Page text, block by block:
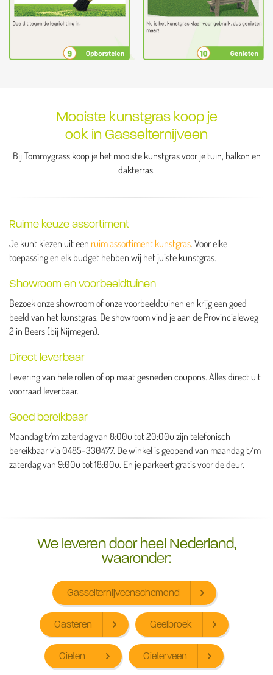
Mooiste kunstgras koop je
ook in Gasselternijveen
Bij Tommygrass koop je het mooiste kunstgras voor je tuin, balkon en
dakterras.
Ruime keuze assortiment
Je kunt kiezen uit een ruim assortiment kunstgras. Voor elke
toepassing en elk budget hebben wij het juiste kunstgras.
Showroom en voorbeeldtuinen
Bezoek onze showroom of onze voorbeeldtuinen en krijg een goed
beeld van het kunstgras. De showroom vind je aan de Provincialeweg
2 in Beers (bij Nijmegen).
Direct leverbaar
Levering van hele rollen of op maat gesneden coupons. Alles direct uit
voorraad leverbaar.
Goed bereikbaar
Maandag t/m zaterdag van 8:00u tot 20:00u zijn telefonisch
bereikbaar via 0485-330477. De winkel is geopend van maandag t/m
zaterdag van 9:00u tot 18:00u. En je parkeert gratis voor de deur.
We leveren door heel Nederland,
waaronder:
Gasselternijveenschemond
Gasteren Geelbroek
Gieten Gieterveen